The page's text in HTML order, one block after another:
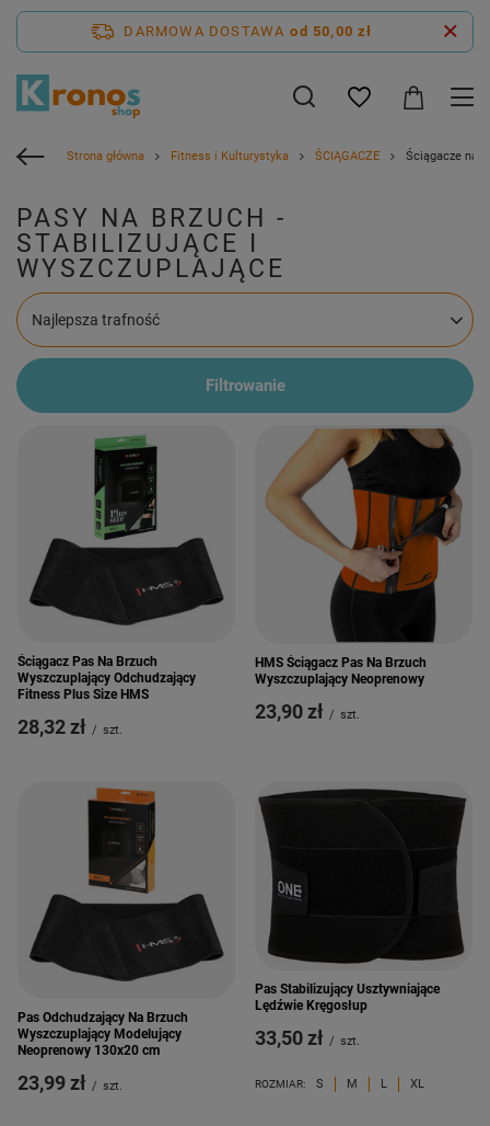
DARMOWA DOSTAWA od 50,00 zł
Strona główna Fitness i Kulturystyka ŚCIĄGACZE Ściągacze na
PASY NA BRZUCH -
STABILIZUJĄCE I
WYSZCZUPLAJĄCE
Zmień sortowanie
Najlepsza trafność
Filtrowanie
Ściągacz Pas Na Brzuch
Wyszczuplający Odchudzający
Fitness Plus Size HMS
28,32 zł / szt.
HMS Ściągacz Pas Na Brzuch
Wyszczuplający Neoprenowy
23,90 zł / szt.
Pas Odchudzający Na Brzuch
Wyszczuplający Modelujący
Neoprenowy 130x20 cm
23,99 zł / szt.
Pas Stabilizujący Usztywniające
Lędźwie Kręgosłup
33,50 zł / szt.
ROZMIAR: S M L XL